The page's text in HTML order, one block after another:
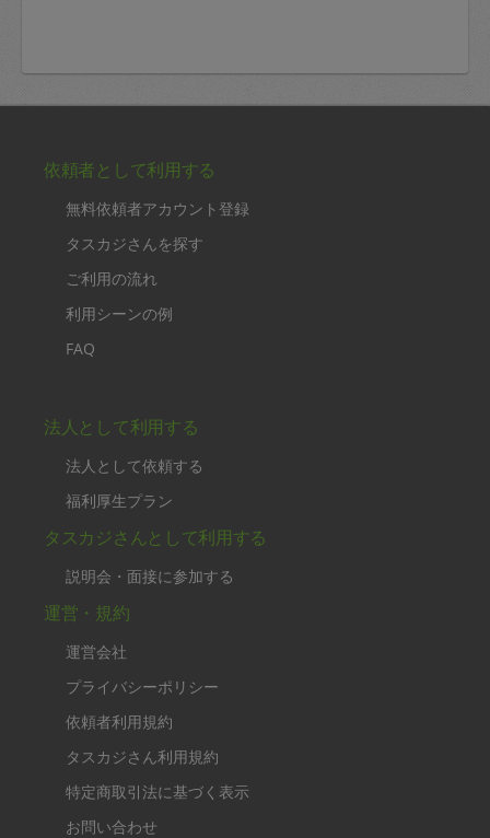
依頼者として利用する
無料依頼者アカウント登録
タスカジさんを探す
ご利用の流れ
利用シーンの例
FAQ
法人として利用する
法人として依頼する
福利厚生プラン
タスカジさんとして利用する
説明会・面接に参加する
運営・規約
運営会社
プライバシーポリシー
依頼者利用規約
タスカジさん利用規約
特定商取引法に基づく表示
お問い合わせ